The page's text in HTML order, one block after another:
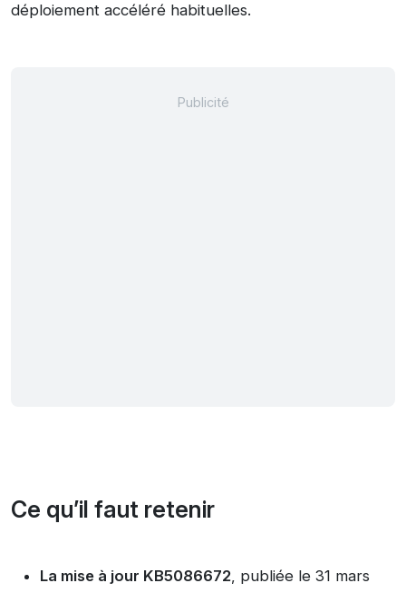
déploiement accéléré habituelles.
Ce qu’il faut retenir
La mise à jour KB5086672, publiée le 31 mars